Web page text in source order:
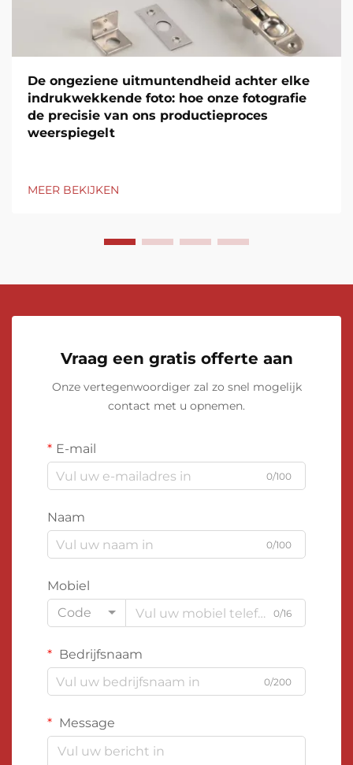
De ongeziene uitmuntendheid achter elke
indrukwekkende foto: hoe onze fotografie
de precisie van ons productieproces
weerspiegelt
MEER BEKIJKEN
Vraag een gratis offerte aan
Onze vertegenwoordiger zal zo snel mogelijk
contact met u opnemen.
E-mail
0/100
Naam
0/100
Mobiel
Code
0/16
Bedrijfsnaam
0/200
Message